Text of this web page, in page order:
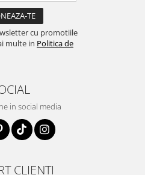
cu promotiile
multe in Politica de
in social media
CLIENTI